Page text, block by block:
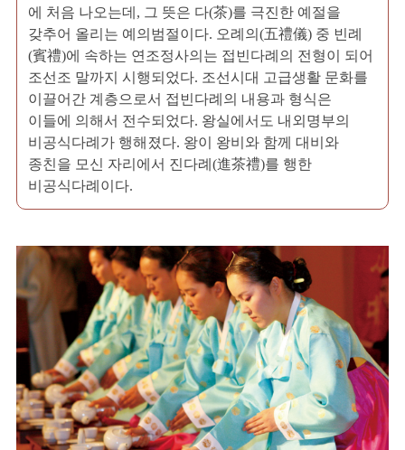
에 처음 나오는데, 그 뜻은 다(茶)를 극진한 예절을
갖추어 올리는 예의범절이다. 오례의(五禮儀) 중 빈례
(賓禮)에 속하는 연조정사의는 접빈다례의 전형이 되어
조선조 말까지 시행되었다. 조선시대 고급생활 문화를
이끌어간 계층으로서 접빈다례의 내용과 형식은
이들에 의해서 전수되었다. 왕실에서도 내외명부의
비공식다례가 행해졌다. 왕이 왕비와 함께 대비와
종친을 모신 자리에서 진다례(進茶禮)를 행한
비공식다례이다.